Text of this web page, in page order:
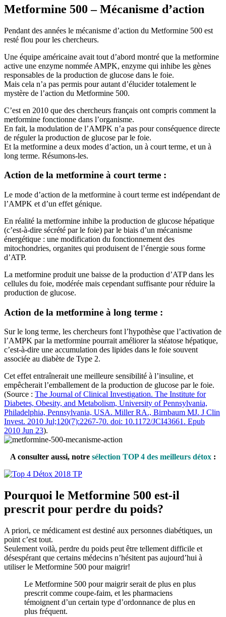
Metformine 500 – Mécanisme d’action
Pendant des années le mécanisme d’action du Metformine 500 est
resté flou pour les chercheurs.
Une équipe américaine avait tout d’abord montré que la metformine
active une enzyme nommée AMPK, enzyme qui inhibe les gènes
responsables de la production de glucose dans le foie.
Mais cela n’a pas permis pour autant d’élucider totalement le
mystère de l’action du Metformine 500.
C’est en 2010 que des chercheurs français ont compris comment la
metformine fonctionne dans l’organisme.
En fait, la modulation de l’AMPK n’a pas pour conséquence directe
de réguler la production de glucose par le foie.
Et la metformine a deux modes d’action, un à court terme, et un à
long terme. Résumons-les.
Action de la metformine à court terme :
Le mode d’action de la metformine à court terme est indépendant de
l’AMPK et d’un effet génique.
En réalité la metformine inhibe la production de glucose hépatique
(c’est-à-dire sécrété par le foie) par le biais d’un mécanisme
énergétique : une modification du fonctionnement des
mitochondries, organites qui produisent de l’énergie sous forme
d’ATP.
La metformine produit une baisse de la production d’ATP dans les
cellules du foie, modérée mais cependant suffisante pour réduire la
production de glucose.
Action de la metformine à long terme :
Sur le long terme, les chercheurs font l’hypothèse que l’activation de
l’AMPK par la metformine pourrait améliorer la stéatose hépatique,
c’est-à-dire une accumulation des lipides dans le foie souvent
associée au diabète de Type 2.
Cet effet entraînerait une meilleure sensibilité à l’insuline, et
empêcherait l’emballement de la production de glucose par le foie.
(Source : The Journal of Clinical Investigation. The Institute for
Diabetes, Obesity, and Metabolism, University of Pennsylvania,
Philadelphia, Pennsylvania, USA. Miller RA., Birnbaum MJ. J Clin
Invest. 2010 Jul;120(7):2267-70. doi: 10.1172/JCI43661. Epub
2010 Jun 23).
A consulter aussi, notre sélection TOP 4 des meilleurs détox :
Pourquoi le Metformine 500 est-il
prescrit pour perdre du poids?
A priori, ce médicament est destiné aux personnes diabétiques, un
point c’est tout.
Seulement voilà, perdre du poids peut être tellement difficile et
désespérant que certains médecins n’hésitent pas aujourd’hui à
utiliser le Metformine 500 pour maigrir!
Le Metformine 500 pour maigrir serait de plus en plus
prescrit comme coupe-faim, et les pharmaciens
témoignent d’un certain type d’ordonnance de plus en
plus fréquent.